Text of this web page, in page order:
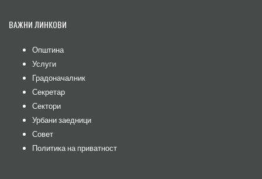
ВАЖНИ ЛИНКОВИ
Општина
Услуги
Градоначалник
Секретар
Сектори
Урбани заедници
Совет
Политика на приватност